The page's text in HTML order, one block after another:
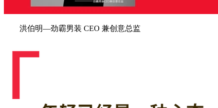
洪伯明—劲霸男装 CEO 兼创意总监